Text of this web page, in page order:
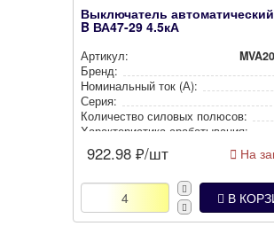
Выключатель
B ВА47-29 4.5кА
Артикул:
Бренд:
Номи­наль­ный ток (А):
Серия:
Количество силовых полюсов:
Харак­те­рис­ти­ка сра­ба­ты­ва­ния:
922.98 ₽/шт На
В